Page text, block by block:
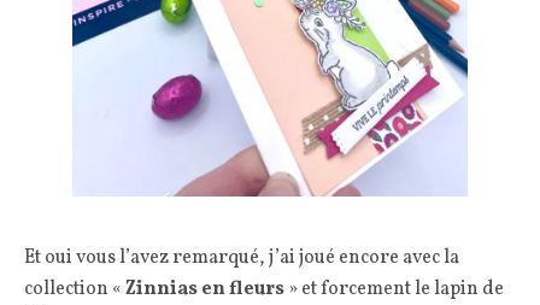
Et oui vous l’avez remarqué, j’ai joué encore avec la
collection «Zinnias en fleurs » et forcement le lapin de